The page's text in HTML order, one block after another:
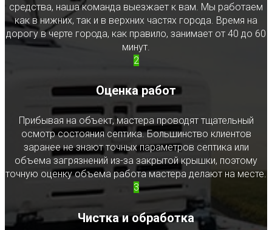
средства, наша команда выезжает к вам. Мы работаем
как в нижних, так и в верхних частях города. Время на
дорогу в черте города, как правило, занимает от 40 до 60
минут.
2
Оценка работ
Прибывая на объект, мастера проводят тщательный
осмотр состояния септика. Большинство клиентов
заранее не знают точных параметров септика или
объема загрязнений из-за закрытой крышки, поэтому
точную оценку объема работа мастера делают на месте.
3
Чистка и обработка